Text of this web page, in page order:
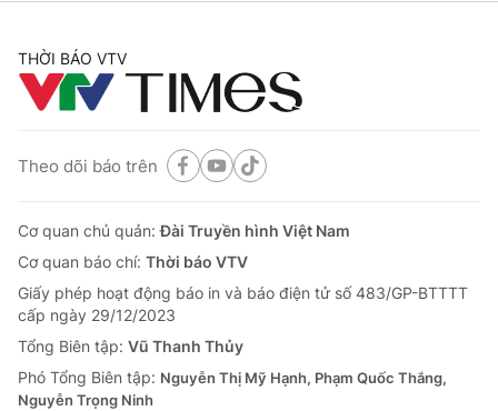
THỜI BÁO VTV
Theo dõi báo trên
Cơ quan chủ quản:Đài Truyền hình Việt Nam
Cơ quan báo chí: Thời báo VTV
Giấy phép hoạt động báo in và báo điện tử số 483/GP-BTTTT
cấp ngày 29/12/2023
Tổng Biên tập: Vũ Thanh Thủy
Phó Tổng Biên tập: Nguyễn Thị Mỹ Hạnh, Phạm Quốc Thắng,
Nguyễn Trọng Ninh